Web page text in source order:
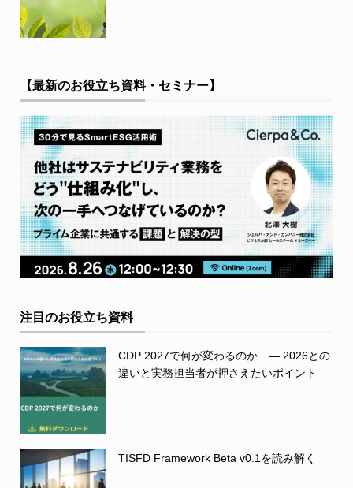
【最新のお役立ち資料・セミナー】
注目のお役立ち資料
CDP 2027で何が変わるのか ― 2026との
違いと実務担当者が押さえたいポイント ―
TISFD Framework Beta v0.1を読み解く